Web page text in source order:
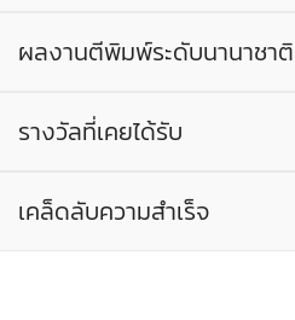
ผลงานตีพิมพ์ระดับนานาชาติ
รางวัลที่เคยได้รับ
เคล็ดลับความสำเร็จ